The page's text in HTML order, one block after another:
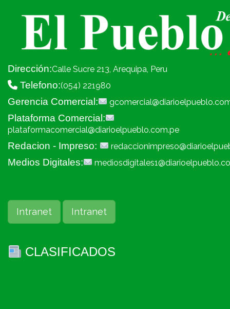
Dirección:Calle Sucre 213, Arequipa, Peru
Telefono:(054) 221980
Gerencia Comercial:
Plataforma Comercial:
plataformacomercial@diarioelpueblo.com.pe
Redacion - Impreso:
Medios Digitales:
Intranet Intranet
CLASIFICADOS